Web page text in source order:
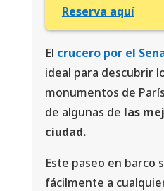
Reserva aquí
El crucero por el
ideal para descubrir
monumentos de
de algunas de las
ciudad.
Este paseo en barco
fácilmente a